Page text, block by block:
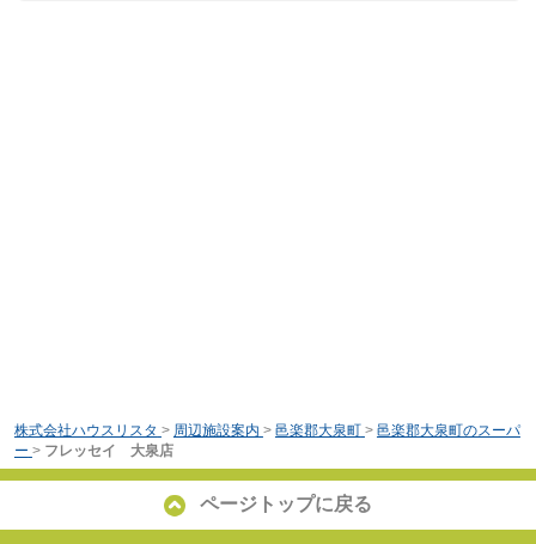
株式会社ハウスリスタ > 周辺施設案内 > 邑楽郡大泉町 > 邑楽郡大泉町のスーパ
ー > フレッセイ 大泉店
ページトップに戻る